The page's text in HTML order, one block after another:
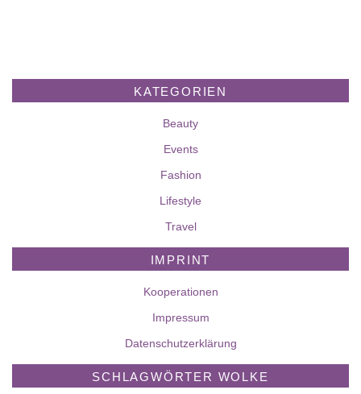
KATEGORIEN
Beauty
Events
Fashion
Lifestyle
Travel
IMPRINT
Kooperationen
Impressum
Datenschutzerklärung
SCHLAGWÖRTER WOLKE